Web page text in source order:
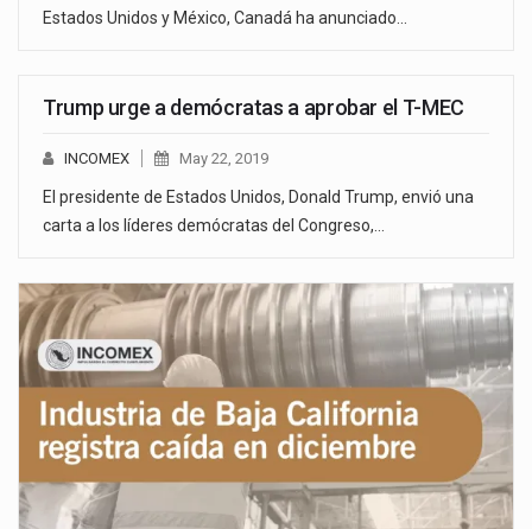
Estados Unidos y México, Canadá ha anunciado…
Trump urge a demócratas a aprobar el T-MEC
INCOMEX May 22, 2019
El presidente de Estados Unidos, Donald Trump, envió una
carta a los líderes demócratas del Congreso,…